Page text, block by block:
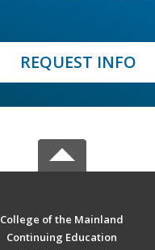
REQUEST INFO
College of the Mainland
Continuing Education